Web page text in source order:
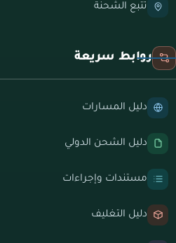
تتبع الشحنة
روابط سريعة
دليل المسارات
دليل الشحن الدولي
مستندات وإجراءات
دليل التغليف